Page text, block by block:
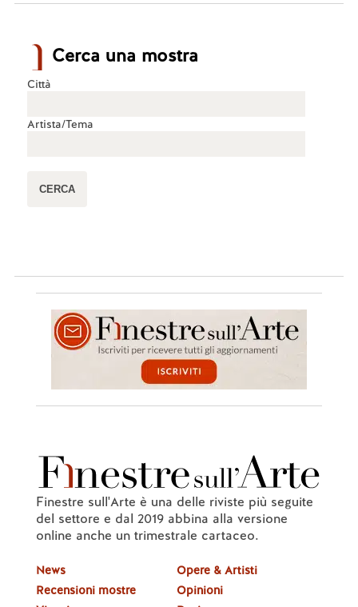
Cerca una mostra
Città
Artista/Tema
Finestre sull'Arte è una delle riviste più seguite
del settore e dal 2019 abbina alla versione
online anche un trimestrale cartaceo.
News
Recensioni mostre
Opere & Artisti
Opinioni